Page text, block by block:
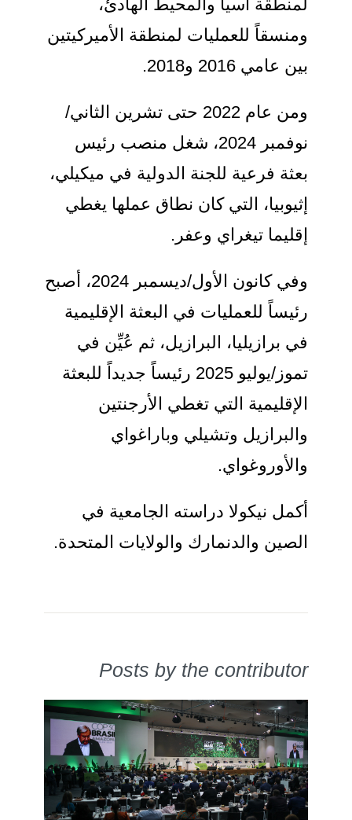
لمنطقة آسيا والمحيط الهادئ،
ومنسقاً للعمليات لمنطقة الأميركيتين
بين عامي 2016 و2018.
ومن عام 2022 حتى تشرين الثاني/
نوفمبر 2024، شغل منصب رئيس
بعثة فرعية للجنة الدولية في ميكيلي،
إثيوبيا، التي كان نطاق عملها يغطي
إقليما تيغراي وعفر.
وفي كانون الأول/ديسمبر 2024، أصبح
رئيساً للعمليات في البعثة الإقليمية
في برازيليا، البرازيل، ثم عُيِّن في
تموز/يوليو 2025 رئيساً جديداً للبعثة
الإقليمية التي تغطي الأرجنتين
والبرازيل وتشيلي وباراغواي
والأوروغواي.
أكمل نيكولا دراسته الجامعية في
الصين والدنمارك والولايات المتحدة.
Posts by the contributor